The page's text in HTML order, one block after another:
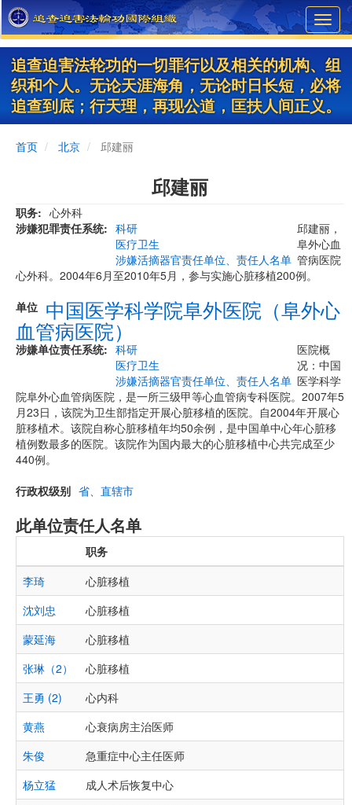
Skip
to
main
content
追查迫害法轮功的一切罪行以及相关的机构、组
织和个人。无论天涯海角，无论时日长短，必将
追查到底；行天理，再现公道，匡扶人间正义。
首页 北京 邱建丽
邱建丽
职务
心外科
涉嫌犯罪责任系统
科研
医疗卫生
涉嫌活摘器官责任单位、责任人名单
邱建丽，
阜外心血
管病医院
心外科。2004年6月至2010年5月，参与实施心脏移植200例。
单位 中国医学科学院阜外医院（阜外心
血管病医院）
涉嫌单位责任系统
科研
医疗卫生
涉嫌活摘器官责任单位、责任人名单
医院概
况：中国
医学科学
院阜外心血管病医院，是一所三级甲等心血管病专科医院。2007年5
月23日，该院为卫生部指定开展心脏移植的医院。自2004年开展心
脏移植术。该院自称心脏移植年均50余例，是中国单中心年心脏移
植例数最多的医院。该院作为国内最大的心脏移植中心共完成至少
440例。
行政权级别 省、直辖市
此单位责任人名单
职务
李琦
心脏移植
沈刘忠
心脏移植
蒙延海
心脏移植
张琳（2）
心脏移植
王勇 (2)
心内科
黄燕
心衰病房主治医师
朱俊
急重症中心主任医师
杨立猛
成人术后恢复中心